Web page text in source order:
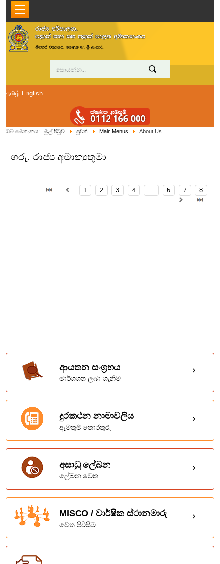
தமிழ் English
ඔබ මෙතැනය: මුල් පිටුව පුවත් Main Menus About Us
ගරු. රාජ්‍ය අමාත්‍යතුමා
1 2 3 4 ... 6 7 8
ආයතන සංග්‍රහය
මාර්ගගත ලබා ගැනීම
දුරකථන නාමාවලිය
ඇමතුම් තොරතුරු
අසාධු ලේඛන
ලේඛන වෙත
MISCO / වාර්ෂික ස්ථානමාරු
වෙත පිවිසීම